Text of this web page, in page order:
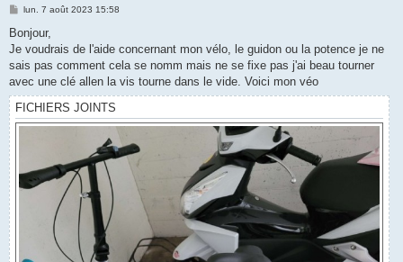
M
s
a
g
lun. 7 août 2023 15:58
Bonjour,
Je voudrais de l'aide concernant mon vélo, le guidon ou la potence je ne
sais pas comment cela se nomm mais ne se fixe pas j'ai beau tourner
avec une clé allen la vis tourne dans le vide. Voici mon véo
FICHIERS JOINTS